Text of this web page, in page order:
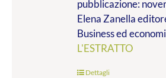
a
pubblicazione:
Elena Zanella
Business ed
L'ESTRATTO
Dettagli